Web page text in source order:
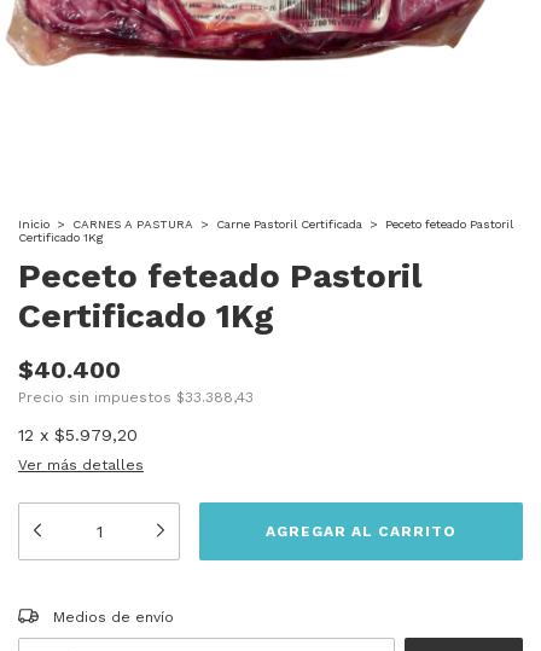
Inicio > CARNES A PASTURA > Carne Pastoril Certificada >
Peceto feteado Pastoril
Certificado 1Kg
Peceto feteado Pastoril
Certificado 1Kg
$40.400
Precio sin impuestos $33.388,43
12 x $5.979,20
Ver más detalles
Entregas para el CP:
Medios de envío